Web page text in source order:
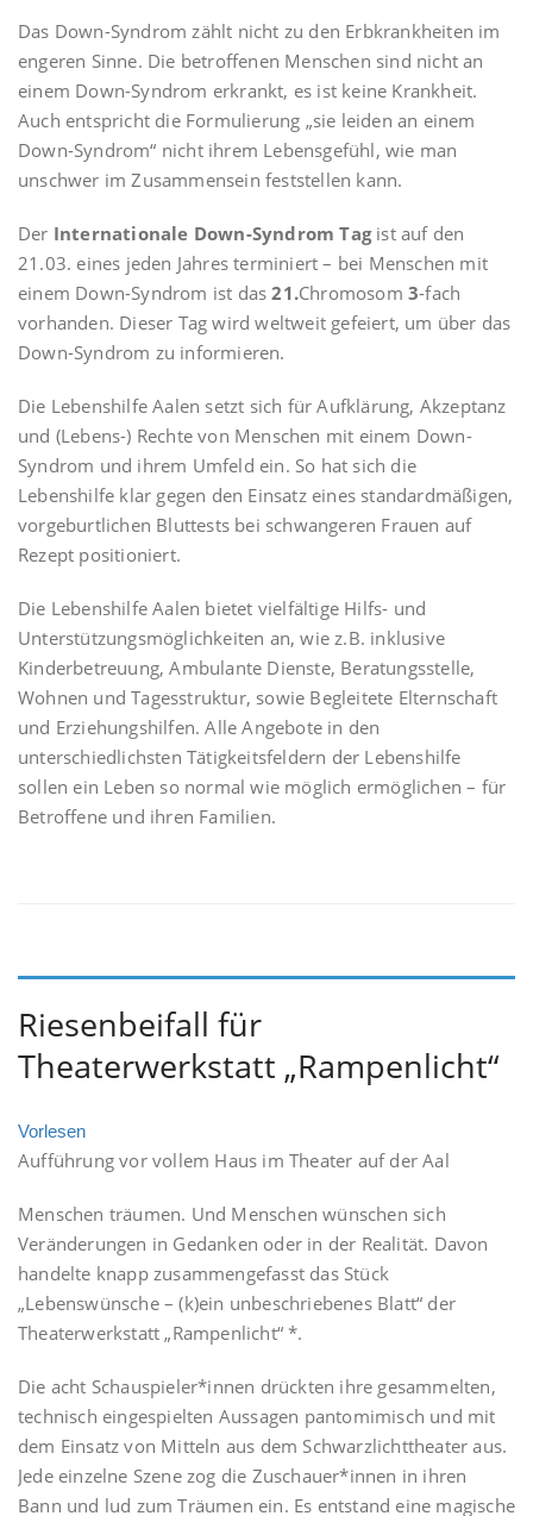
Das Down-Syndrom zählt nicht zu den Erbkrankheiten im
engeren Sinne. Die betroffenen Menschen sind nicht an
einem Down-Syndrom erkrankt, es ist keine Krankheit.
Auch entspricht die Formulierung „sie leiden an einem
Down-Syndrom“ nicht ihrem Lebensgefühl, wie man
unschwer im Zusammensein feststellen kann.
Der Internationale Down-Syndrom Tagist auf den
21.03. eines jeden Jahres terminiert – bei Menschen mit
einem Down-Syndrom ist das21.Chromosom3-fach
vorhanden. Dieser Tag wird weltweit gefeiert, um über das
Down-Syndrom zu informieren.
Die Lebenshilfe Aalen setzt sich für Aufklärung, Akzeptanz
und (Lebens-) Rechte von Menschen mit einem Down-
Syndrom und ihrem Umfeld ein. So hat sich die
Lebenshilfe klar gegen den Einsatz eines standardmäßigen,
vorgeburtlichen Bluttests bei schwangeren Frauen auf
Rezept positioniert.
Die Lebenshilfe Aalen bietet vielfältige Hilfs- und
Unterstützungsmöglichkeiten an, wie z.B. inklusive
Kinderbetreuung, Ambulante Dienste, Beratungsstelle,
Wohnen und Tagesstruktur, sowie Begleitete Elternschaft
und Erziehungshilfen. Alle Angebote in den
unterschiedlichsten Tätigkeitsfeldern der Lebenshilfe
sollen ein Leben so normal wie möglich ermöglichen – für
Betroffene und ihren Familien.
Riesenbeifall für
Theaterwerkstatt „Rampenlicht“
Vorlesen
Aufführung vor vollem Haus im Theater auf der Aal
Menschen träumen. Und Menschen wünschen sich
Veränderungen in Gedanken oder in der Realität. Davon
handelte knapp zusammengefasst das Stück
„Lebenswünsche – (k)ein unbeschriebenes Blatt“ der
Theaterwerkstatt „Rampenlicht“ *.
Die acht Schauspieler*innen drückten ihre gesammelten,
technisch eingespielten Aussagen pantomimisch und mit
dem Einsatz von Mitteln aus dem Schwarzlichttheater aus.
Jede einzelne Szene zog die Zuschauer*innen in ihren
Bann und lud zum Träumen ein. Es entstand eine magische